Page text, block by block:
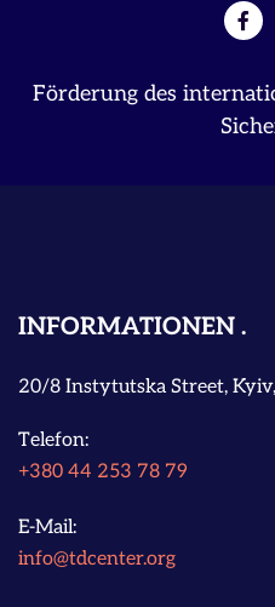
Förderung des
INFORMATIONEN
20/8 Instytutska Street,
Telefon:
+380 44 253 78 79
E-Mail:
info@tdcenter.org